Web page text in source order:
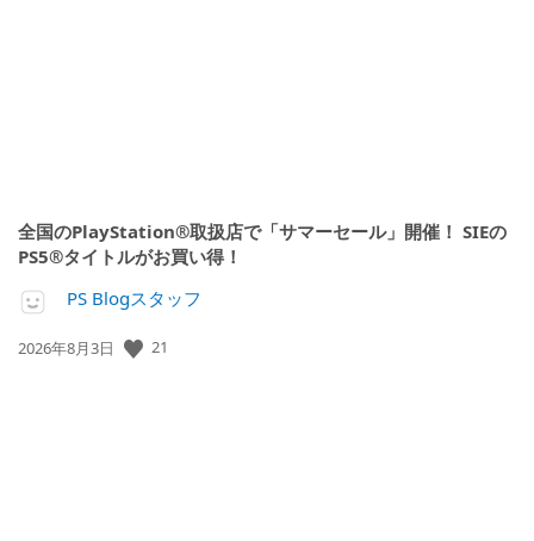
全国のPlayStation®取扱店で「サマーセール」開催！ SIEの
PS5®タイトルがお買い得！
PS Blogスタッフ
公
2026年8月3日 21